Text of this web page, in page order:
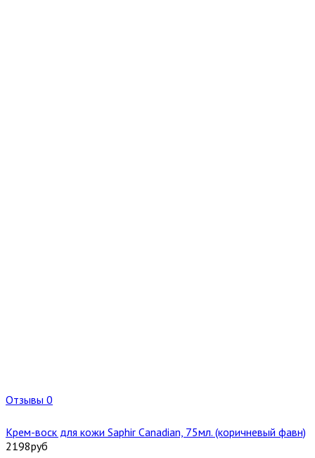
Отзывы 0
Крем-воск для кожи Saphir Canadian, 75мл. (коричневый фавн)
2198руб